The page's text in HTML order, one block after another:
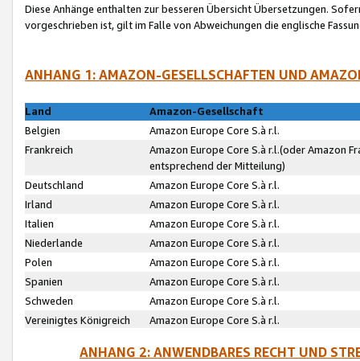
Diese Anhänge enthalten zur besseren Übersicht Übersetzungen.
vorgeschrieben ist, gilt im Falle von Abweichungen die englische
ANHANG 1: AMAZON-GESELLSCHAFTEN UND
Land
Amazon-Gesellschaft
Belgien
Amazon Europe Core S.à r.l.
Frankreich
Amazon Europe Core S.à r.l.(oder Amazon
entsprechend der Mitteilung)
Deutschland
Amazon Europe Core S.à r.l.
Irland
Amazon Europe Core S.à r.l.
Italien
Amazon Europe Core S.à r.l.
Niederlande
Amazon Europe Core S.à r.l.
Polen
Amazon Europe Core S.à r.l.
Spanien
Amazon Europe Core S.à r.l.
Schweden
Amazon Europe Core S.à r.l.
Vereinigtes Königreich
Amazon Europe Core S.à r.l.
ANHANG 2: ANWENDBARES RECHT UND